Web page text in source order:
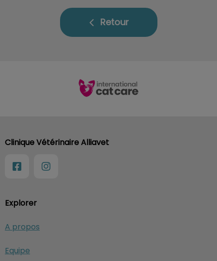
Retour
Explorer
A propos
Equipe
Clinique Vétérinaire Alliavet